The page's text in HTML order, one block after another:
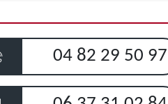
04 82 29 50 97